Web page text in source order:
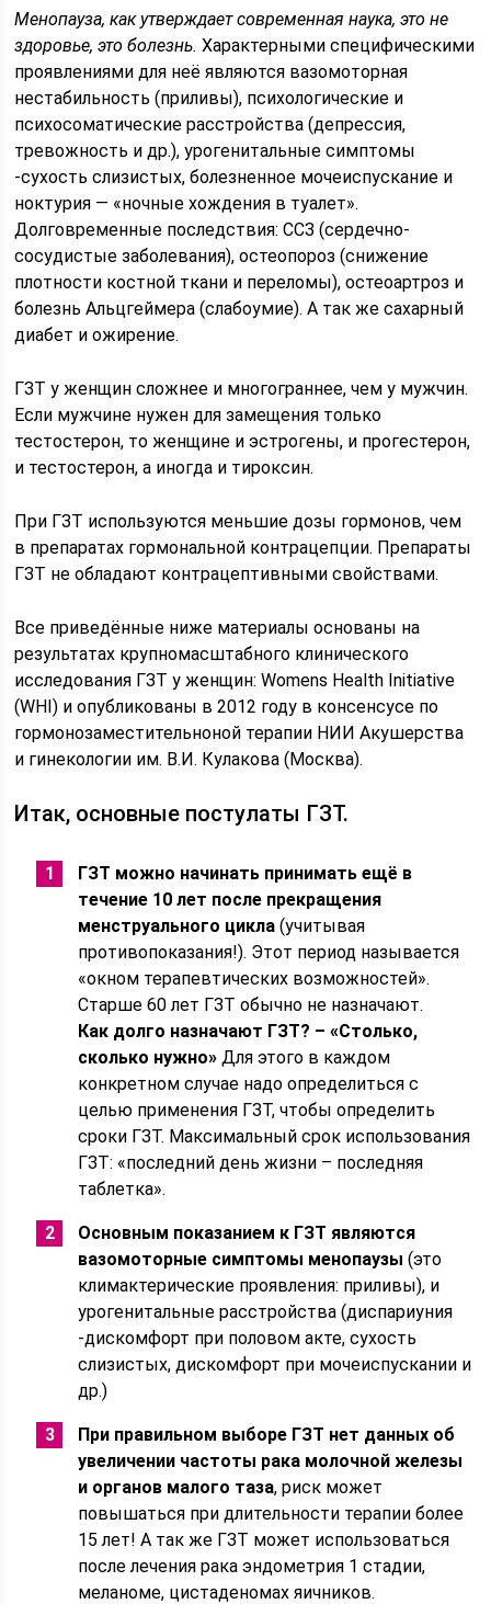
Менопауза, как утверждает современная наука, это не
здоровье, это болезнь. Характерными специфическими
проявлениями для неё являются вазомоторная
нестабильность (приливы), психологические и
психосоматические расстройства (депрессия,
тревожность и др.), урогенитальные симптомы
-сухость слизистых, болезненное мочеиспускание и
ноктурия — «ночные хождения в туалет».
Долговременные последствия: ССЗ (сердечно-
сосудистые заболевания), остеопороз (снижение
плотности костной ткани и переломы), остеоартроз и
болезнь Альцгеймера (слабоумие). А так же сахарный
диабет и ожирение.
ГЗТ у женщин сложнее и многограннее, чем у мужчин.
Если мужчине нужен для замещения только
тестостерон, то женщине и эстрогены, и прогестерон,
и тестостерон, а иногда и тироксин.
При ГЗТ используются меньшие дозы гормонов, чем
в препаратах гормональной контрацепции. Препараты
ГЗТ не обладают контрацептивными свойствами.
Все приведённые ниже материалы основаны на
результатах крупномасштабного клинического
исследования ГЗТ у женщин: Womens Health Initiative
(WHI) и опубликованы в 2012 году в консенсусе по
гормонозаместительноной терапии НИИ Акушерства
и гинекологии им. В.И. Кулакова (Москва).
Итак, основные постулаты ГЗТ.
ГЗТ можно начинать принимать ещё в
течение 10 лет после прекращения
менструального цикла (учитывая
противопоказания!). Этот период называется
«окном терапевтических возможностей».
Старше 60 лет ГЗТ обычно не назначают.
Как долго назначают ГЗТ? – «Столько,
сколько нужно» Для этого в каждом
конкретном случае надо определиться с
целью применения ГЗТ, чтобы определить
сроки ГЗТ. Максимальный срок использования
ГЗТ: «последний день жизни – последняя
таблетка».
Основным показанием к ГЗТ являются
вазомоторные симптомы менопаузы (это
климактерические проявления: приливы), и
урогенитальные расстройства (диспариуния
-дискомфорт при половом акте, сухость
слизистых, дискомфорт при мочеиспускании и
др.)
При правильном выборе ГЗТ нет данных об
увеличении частоты рака молочной железы
и органов малого таза, риск может
повышаться при длительности терапии более
15 лет! А так же ГЗТ может использоваться
после лечения рака эндометрия 1 стадии,
меланоме, цистаденомах яичников.